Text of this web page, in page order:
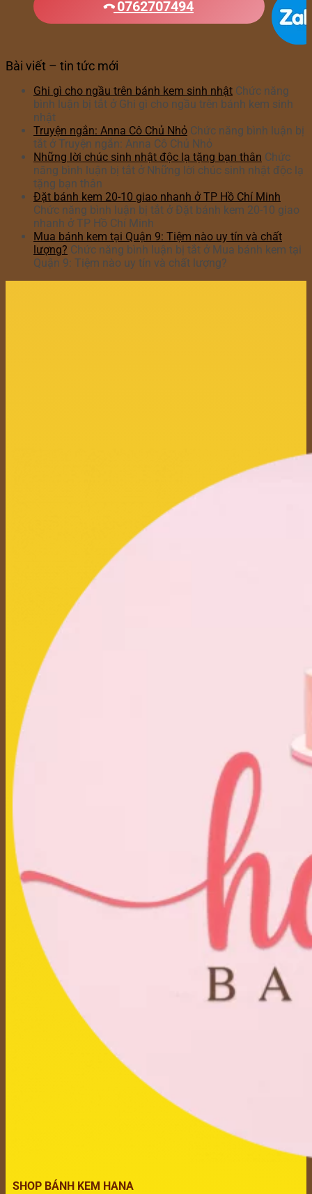
0762707494
Bài viết – tin tức mới
Ghi gì cho ngầu trên bánh kem sinh nhật Chức năng
bình luận bị tắt ở Ghi gì cho ngầu trên bánh kem sinh
nhật
Truyện ngắn: Anna Cô Chủ Nhỏ Chức năng bình luận bị
tắt ở Truyện ngắn: Anna Cô Chủ Nhỏ
Những lời chúc sinh nhật độc lạ tặng bạn thân Chức
năng bình luận bị tắt ở Những lời chúc sinh nhật độc lạ
tặng bạn thân
Đặt bánh kem 20-10 giao nhanh ở TP Hồ Chí Minh
Chức năng bình luận bị tắt ở Đặt bánh kem 20-10 giao
nhanh ở TP Hồ Chí Minh
Mua bánh kem tại Quận 9: Tiệm nào uy tín và chất
lượng? Chức năng bình luận bị tắt ở Mua bánh kem tại
Quận 9: Tiệm nào uy tín và chất lượng?
SHOP BÁNH KEM HANA